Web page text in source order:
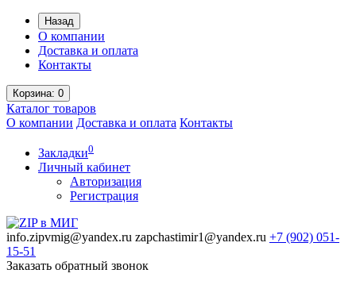
Назад
О компании
Доставка и оплата
Контакты
Корзина: 0
Каталог товаров
О компании Доставка и оплата Контакты
Закладки0
Личный кабинет
Авторизация
Регистрация
info.zipvmig@yandex.ru zapchastimir1@yandex.ru +7 (902) 051-
15-51
Заказать обратный звонок